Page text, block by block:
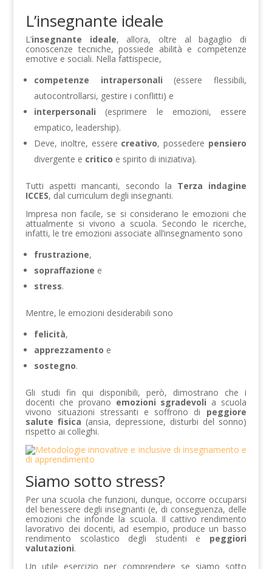
L’insegnante ideale
L’insegnante ideale, allora, oltre al bagaglio di
conoscenze tecniche, possiede abilità e competenze
emotive e sociali. Nella fattispecie,
competenze intrapersonali (essere flessibili,
autocontrollarsi, gestire i conflitti) e
interpersonali (esprimere le emozioni, essere
empatico, leadership).
Deve, inoltre, essere creativo, possedere pensiero
divergente e critico e spirito di iniziativa).
Tutti aspetti mancanti, secondo la Terza indagine
ICCES, dal curriculum degli insegnanti.
Impresa non facile, se si considerano le emozioni che
attualmente si vivono a scuola. Secondo le ricerche,
infatti, le tre emozioni associate all’insegnamento sono
frustrazione,
sopraffazione e
stress.
Mentre, le emozioni desiderabili sono
felicità,
apprezzamento e
sostegno.
Gli studi fin qui disponibili, però, dimostrano che i
docenti che provano emozioni sgradevoli a scuola
vivono situazioni stressanti e soffrono di peggiore
salute fisica (ansia, depressione, disturbi del sonno)
rispetto ai colleghi.
Siamo sotto stress?
Per una scuola che funzioni, dunque, occorre occuparsi
del benessere degli insegnanti (e, di conseguenza, delle
emozioni che infonde la scuola. Il cattivo rendimento
lavorativo dei docenti, ad esempio, produce un basso
rendimento scolastico degli studenti e peggiori
valutazioni.
Un utile esercizio per comprendere se siamo sotto